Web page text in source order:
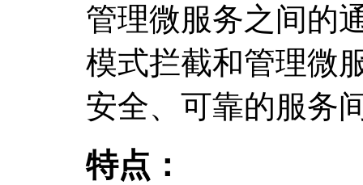
管理微服务之间的
模式拦截和管理微
安全、可靠的服务
特点：